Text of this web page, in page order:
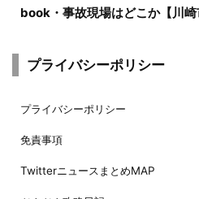
book・事故現場はどこか【川崎
プライバシーポリシー
プライバシーポリシー
免責事項
TwitterニュースまとめMAP